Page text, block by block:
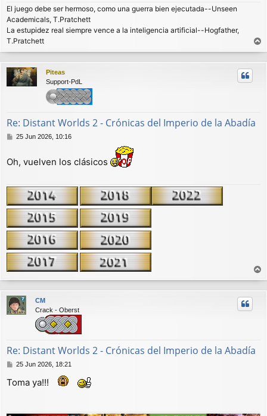
El juego debe ser hermoso, como una guerra bien ejecutada--Unseen
Academicals, T.Pratchett
La estupidez real siempre vence a la inteligencia artificial--Hogfather,
T.Pratchett
r
r
Piteas
Support-PdL
Re: Distant Worlds 2 - Crónicas del Imperio de la Abadía
M
s
e
25 Jun 2026, 10:16
Oh, vuelven los clásicos
r
r
CM
Crack - Oberst
Re: Distant Worlds 2 - Crónicas del Imperio de la Abadía
M
n
25 Jun 2026, 18:21
Toma ya!!!